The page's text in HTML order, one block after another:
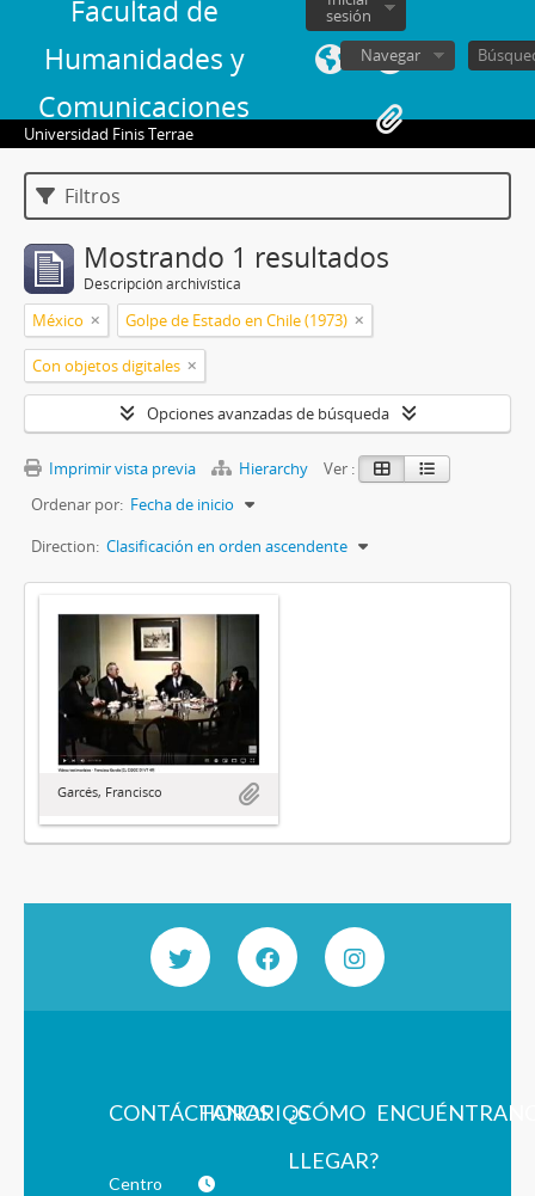
Facultad de
Humanidades y
Comunicaciones
sesión
Navegar
Universidad Finis Terrae
Filtros
Mostrando 1 resultados
Descripción archivística
México Golpe de Estado en Chile (1973)
Con objetos digitales
Opciones avanzadas de búsqueda
Imprimir vista previa Hierarchy
Ver :
Ordenar por: Fecha de inicio
Direction: Clasificación en orden ascendente
Garcés, Francisco
CONTÁCTANOS
Centro
HORARIOS¿CÓMO
LLEGAR?